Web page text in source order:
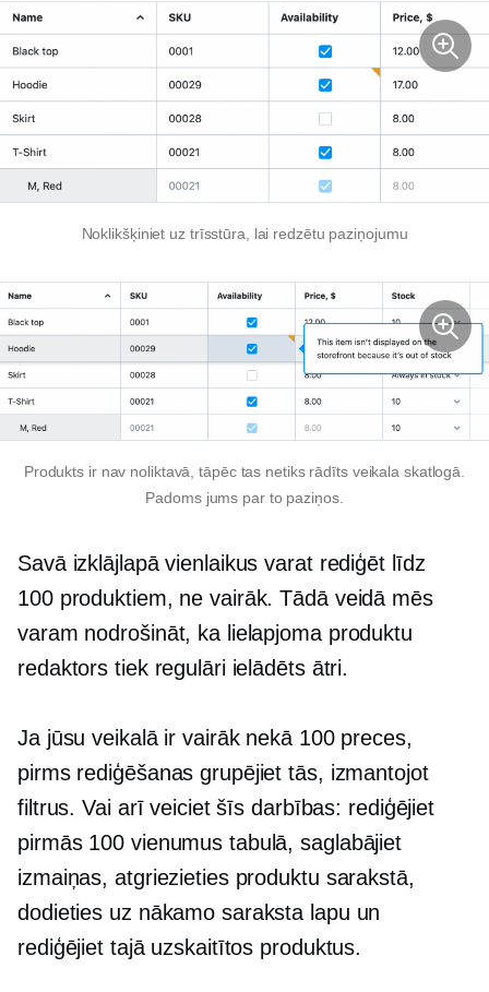
Noklikšķiniet uz trīsstūra, lai redzētu paziņojumu
Produkts ir nav noliktavā, tāpēc tas netiks rādīts veikala skatlogā.
Padoms jums par to paziņos.
Savā izklājlapā vienlaikus varat rediģēt līdz
100 produktiem, ne vairāk. Tādā veidā mēs
varam nodrošināt, ka lielapjoma produktu
redaktors tiek regulāri ielādēts ātri.
Ja jūsu veikalā ir vairāk nekā 100 preces,
pirms rediģēšanas grupējiet tās, izmantojot
filtrus. Vai arī veiciet šīs darbības: rediģējiet
pirmās 100 vienumus tabulā, saglabājiet
izmaiņas, atgriezieties produktu sarakstā,
dodieties uz nākamo saraksta lapu un
rediģējiet tajā uzskaitītos produktus.